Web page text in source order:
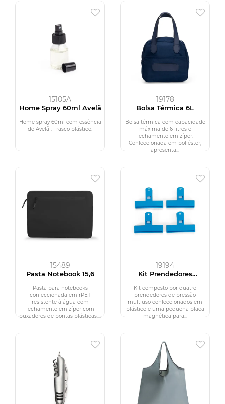
15105A
Home Spray 60ml Avelã
Home spray 60ml com essência
de Avelã . Frasco plástico.
19178
Bolsa Térmica 6L
Bolsa térmica com capacidade
máxima de 6 litros e
fechamento em zíper.
Confeccionada em poliéster,
apresenta...
15489
Pasta Notebook 15,6
Pasta para notebooks
confeccionada em rPET
resistente à água com
fechamento em zíper com
puxadores de pontas plásticas....
19194
Kit Prendedores
Kit composto por quatro
prendedores de pressão
multiuso confeccionados em
plástico e uma pequena placa
magnética para...